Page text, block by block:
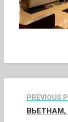
PREVIOUS
ВЬЕТНАМ,